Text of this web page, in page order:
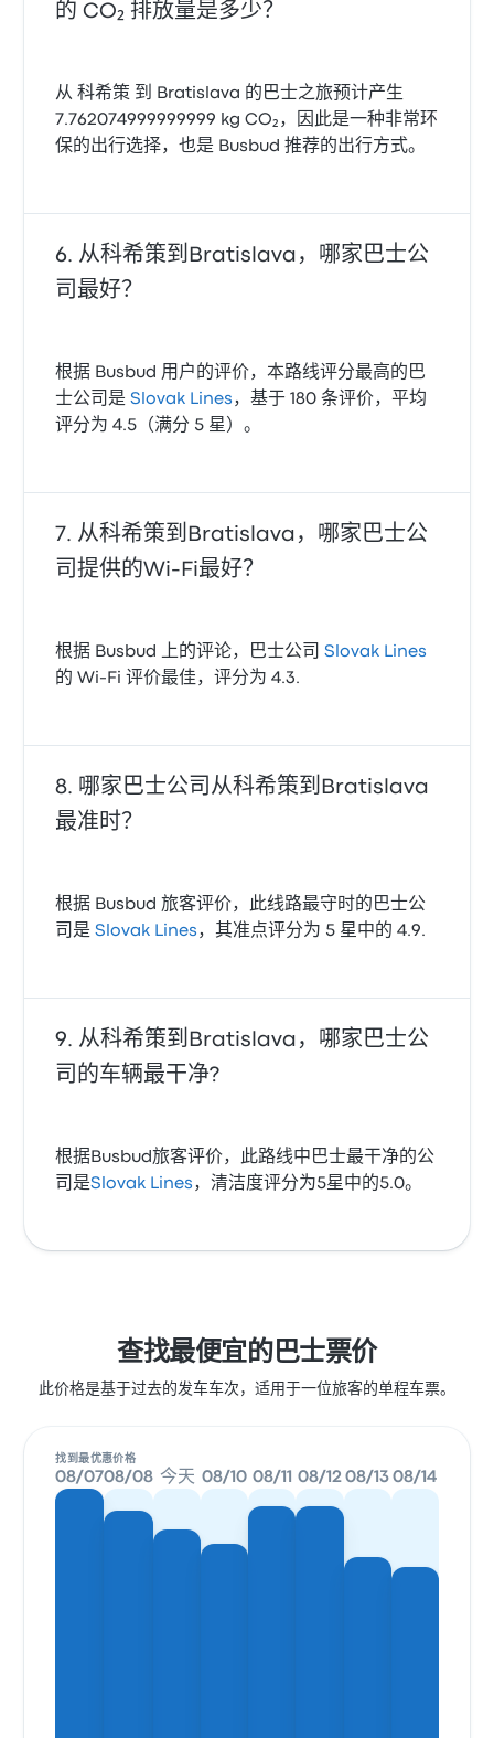
的 CO₂ 排放量是多少？
从 科希策 到 Bratislava 的巴士之旅预计产生
7.762074999999999 kg CO₂，因此是一种非常环
保的出行选择，也是 Busbud 推荐的出行方式。
从科希策到Bratislava，哪家巴士公
司最好？
根据 Busbud 用户的评价，本路线评分最高的巴
士公司是Slovak Lines ，基于 180 条评价，平均
评分为 4.5（满分 5 星）。
从科希策到Bratislava，哪家巴士公
司提供的Wi‑Fi最好？
根据 Busbud 上的评论，巴士公司Slovak Lines
的 Wi‑Fi 评价最佳，评分为 4.3.
哪家巴士公司从科希策到Bratislava
最准时？
根据 Busbud 旅客评价，此线路最守时的巴士公
司是Slovak Lines ，其准点评分为 5 星中的 4.9.
从科希策到Bratislava，哪家巴士公
司的车辆最干净?
根据Busbud旅客评价，此路线中巴士最干净的公
司是Slovak Lines ，清洁度评分为5星中的5.0。
查找最便宜的巴士票价
此价格是基于过去的发车车次，适用于一位旅客的单程车票。
找到最优惠价格
08/0708/08 今天 08/10 08/11 08/12 08/13 08/14